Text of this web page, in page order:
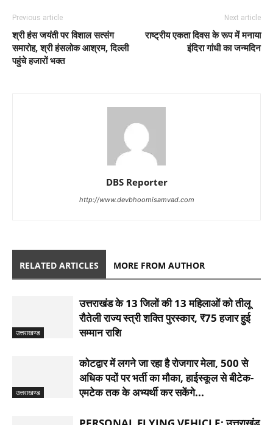
Previous article
श्री हंस जयंती पर विशाल सत्संग
समारोह, श्री हंसलोक आश्रम, दिल्ली
पहुंचे हजारों भक्त
Next article
राष्ट्रीय एकता दिवस के रूप में मनाया
इंदिरा गांधी का जन्मदिन
DBS Reporter
http://www.devbhoomisamvad.com
RELATED ARTICLES MORE FROM AUTHOR
उत्तराखण्ड
उत्तराखंड के 13 जिलों की 13 महिलाओं को तीलू
रौतेली राज्य स्त्री शक्ति पुरस्कार, ₹75 हजार हुई
सम्मान राशि
उत्तराखण्ड
कोटद्वार में लगने जा रहा है रोजगार मेला, 500 से
अधिक पदों पर भर्ती का मौका, हाईस्कूल से बीटेक-
एमटेक तक के अभ्यर्थी कर सकेंगे...